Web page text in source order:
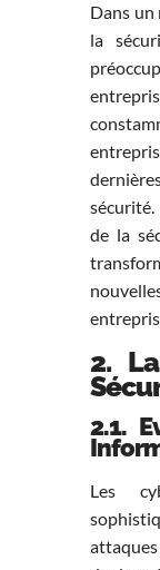
Dans un
la
de la
2.
2.1.
Les